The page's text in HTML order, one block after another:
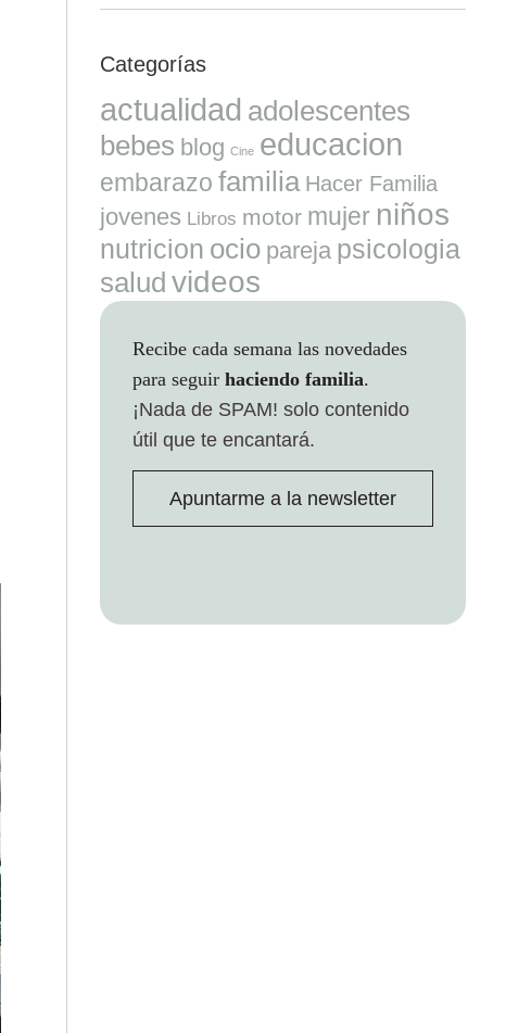
Categorías
actualidad adolescentes
bebes blog Cine educacion
embarazo familia Hacer Familia
jovenes Libros motor mujer niños
nutricion ocio pareja psicologia
salud videos
Recibe cada semana las novedades
para seguir haciendo familia.
¡Nada de SPAM! solo contenido
útil que te encantará.
Apuntarme a la newsletter